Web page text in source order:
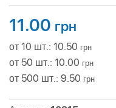
11.00 грн
от 10 шт.: 10.50 грн
от 50 шт.: 10.00 грн
от 500 шт.: 9.50 грн